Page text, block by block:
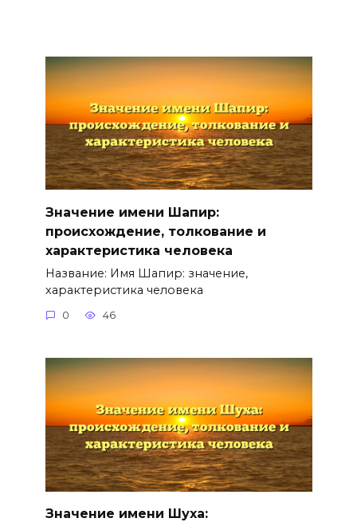
Значение имени Шапир:
происхождение, толкование и
характеристика человека
Название: Имя Шапир: значение,
характеристика человека
0 46
Значение имени Шуха: